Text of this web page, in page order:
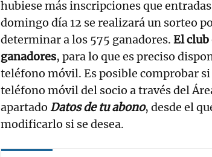
hubiese más inscripciones que
domingo día 12 se realizará un sorteo
determinar a los 575 ganadores. El club
ganadores, para lo que es preciso
teléfono móvil. Es posible comprobar
teléfono móvil del socio a través del
apartado Datos de tu abono, desde el
modificarlo si se desea.